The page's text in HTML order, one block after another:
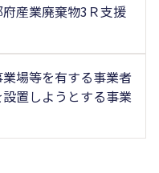
府産業廃棄物3Ｒ支援
場等を有する事業者
置しようとする事業